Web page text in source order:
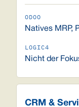
Natives MRP,
Nicht der
CRM &